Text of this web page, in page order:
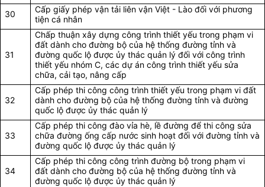
30
Cấp giấy phép vận tải liên vận Việt - Lào đối với phương
tiện cá nhân
31
Chấp thuận xây dựng công trình thiết yếu trong phạm vi
đất dành cho đường bộ của hệ thống đường tỉnh và
đường quốc lộ được ủy thác quản lý đối với công trình
thiết yếu nhóm C, các dự án công trình thiết yếu sửa
chữa, cải tạo, nâng cấp
32
Cấp phép thi công công trình thiết yếu trong phạm vi đất
dành cho đường bộ của hệ thống đường tỉnh và đường
quốc lộ được ủy thác quản lý
33
Cấp phép thi công đào vỉa hè, lề đường để thi công sửa
chữa đường ống cấp nước sinh hoạt đối với đường tỉnh và
đường quốc lộ được ủy thác quản lý
34
Cấp phép thi công công trình đường bộ trong phạm vi
đất dành cho đường bộ của hệ thống đường tỉnh và
đường quốc lộ được ủy thác quản lý